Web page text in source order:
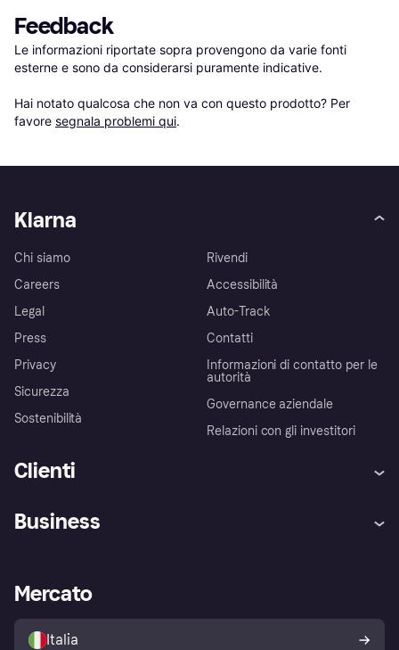
Feedback
Le informazioni riportate sopra provengono da varie fonti
esterne e sono da considerarsi puramente indicative.
Hai notato qualcosa che non va con questo prodotto? Per
favore segnala problemi qui.
Klarna
Chi siamo
Careers
Legal
Press
Privacy
Sicurezza
Sostenibilità
Rivendi
Accessibilità
Auto-Track
Contatti
Informazioni di contatto per le
autorità
Governance aziendale
Relazioni con gli investitori
Clienti
Assistenza
Esplora i negozi
Politica di protezione
dell'acquirente Klarna
Business
Accesso aziende
Mercato
Italia